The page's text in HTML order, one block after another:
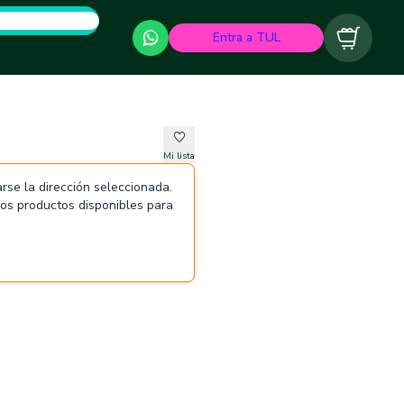
Entra a TUL Carrito
Mi lista
la dirección seleccionada.
productos disponibles para